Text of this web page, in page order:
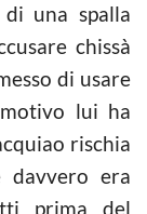
una spalla
chissà
di usare
lui ha
rischia
davvero era
prima del